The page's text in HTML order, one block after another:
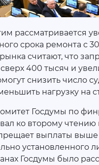
рассматривается
срока ремонта с
считают, что
400 тысяч и
снизить число
нагрузку на
Госдумы по
ко второму чтению
выплаты выше
установленного
Госдумы было